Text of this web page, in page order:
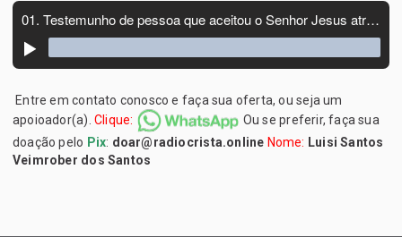
Entre em contato conosco e faça sua oferta, ou seja um
apoioador(a). Clique:
Ou se preferir, faça sua
doação pelo Pix: doar@radiocrista.online Nome: Luisi Santos
Veimrober dos Santos